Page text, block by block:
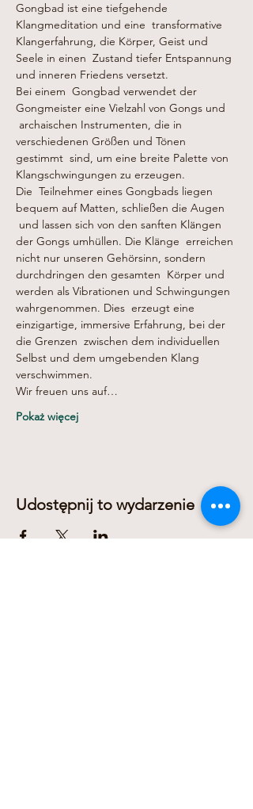
Gongbad ist eine tiefgehende
Klangmeditation und eine  transformative
Klangerfahrung, die Körper, Geist und
Seele in einen  Zustand tiefer Entspannung
und inneren Friedens versetzt.
Bei einem  Gongbad verwendet der
Gongmeister eine Vielzahl von Gongs und
archaischen Instrumenten, die in
verschiedenen Größen und Tönen
gestimmt  sind, um eine breite Palette von
Klangschwingungen zu erzeugen.
Die  Teilnehmer eines Gongbads liegen
bequem auf Matten, schließen die Augen
und lassen sich von den sanften Klängen
der Gongs umhüllen. Die Klänge  erreichen
nicht nur unseren Gehörsinn, sondern
durchdringen den gesamten  Körper und
werden als Vibrationen und Schwingungen
wahrgenommen. Dies  erzeugt eine
einzigartige, immersive Erfahrung, bei der
die Grenzen  zwischen dem individuellen
Selbst und dem umgebenden Klang
verschwimmen.
Wir freuen uns auf…
Pokaż więcej
Udostępnij to wydarzenie